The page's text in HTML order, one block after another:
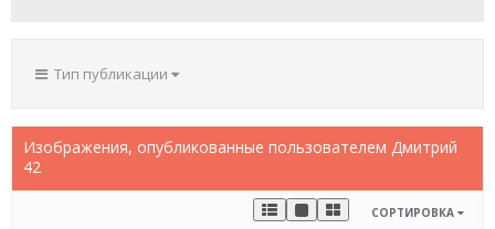
Тип публикации
Изображения, опубликованные пользователем Дмитрий
42
СОРТИРОВКА